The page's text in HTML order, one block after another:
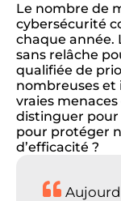
Le nombre de
cybersécurité
chaque année.
sans relâche
qualifiée de
nombreuses et
vraies
distinguer pour
pour protéger
d’efficacité ?